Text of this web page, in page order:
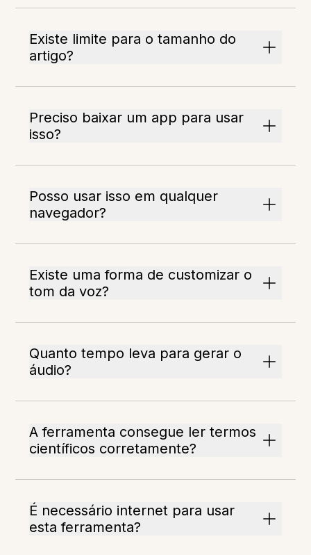
Existe limite para o tamanho do
artigo?
Preciso baixar um app para usar
isso?
Posso usar isso em qualquer
navegador?
Existe uma forma de customizar o
tom da voz?
Quanto tempo leva para gerar o
áudio?
A ferramenta consegue ler termos
científicos corretamente?
É necessário internet para usar
esta ferramenta?